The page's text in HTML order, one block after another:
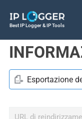
Best IP Logger & IP Tools
Esportazione
URL di